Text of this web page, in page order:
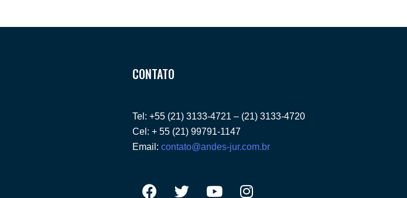
CONTATO
Tel: +55 (21) 3133-4721 – (21) 3133-4720
Cel: + 55 (21) 99791-1147
Email: contato@andes-jur.com.br